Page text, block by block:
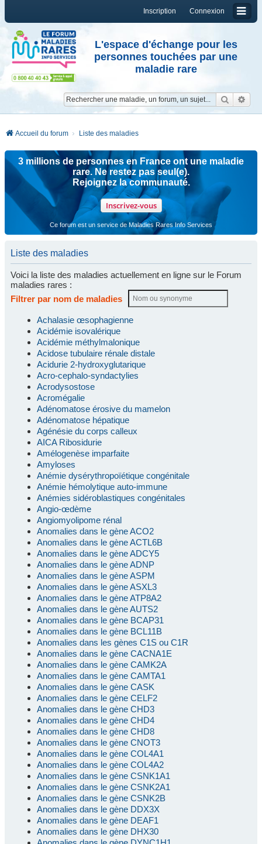
Connexion
Inscription
L'espace d'échange pour les
personnes touchées par une
maladie rare
Accueil du forum Liste des maladies
3 millions de personnes en France ont une maladie
rare. Ne restez pas seul(e).
Rejoignez la communauté.
Inscrivez-vous
Ce forum est un service de Maladies Rares Info Services
Liste des maladies
Voici la liste des maladies actuellement en ligne sur le Forum
maladies rares :
Filtrer par nom de maladies
Achalasie œsophagienne
Acidémie isovalérique
Acidémie méthylmalonique
Acidose tubulaire rénale distale
Acidurie 2-hydroxyglutarique
Acro-cephalo-syndactylies
Acrodysostose
Acromégalie
Adénomatose érosive du mamelon
Adénomatose hépatique
Agénésie du corps calleux
AICA Ribosidurie
Amélogenèse imparfaite
Amyloses
Anémie dysérythropoïétique congénitale
Anémie hémolytique auto-immune
Anémies sidéroblastiques congénitales
Angio-œdème
Angiomyolipome rénal
Anomalies dans le gène ACO2
Anomalies dans le gène ACTL6B
Anomalies dans le gène ADCY5
Anomalies dans le gène ADNP
Anomalies dans le gène ASPM
Anomalies dans le gène ASXL3
Anomalies dans le gène ATP8A2
Anomalies dans le gène AUTS2
Anomalies dans le gène BCAP31
Anomalies dans le gène BCL11B
Anomalies dans les gènes C1S ou C1R
Anomalies dans le gène CACNA1E
Anomalies dans le gène CAMK2A
Anomalies dans le gène CAMTA1
Anomalies dans le gène CASK
Anomalies dans le gène CELF2
Anomalies dans le gène CHD3
Anomalies dans le gène CHD4
Anomalies dans le gène CHD8
Anomalies dans le gène CNOT3
Anomalies dans le gène COL4A1
Anomalies dans le gène COL4A2
Anomalies dans le gène CSNK1A1
Anomalies dans le gène CSNK2A1
Anomalies dans le gène CSNK2B
Anomalies dans le gène DDX3X
Anomalies dans le gène DEAF1
Anomalies dans le gène DHX30